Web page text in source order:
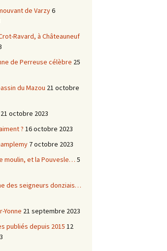
de Varzy6
Ravard, à Châteauneuf
de Perreuse célèbre 25
du Mazou 21 octobre
21 octobre 2023
? 16 octobre 2023
7 octobre 2023
moulin, et la Pouvesle… 5
des seigneurs donziais…
Yonne 21 septembre 2023
publiés depuis 2015 12